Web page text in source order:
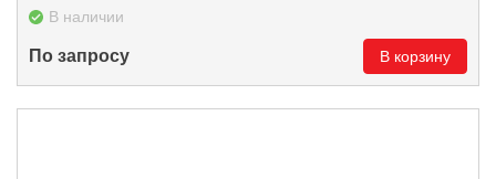
В наличии
По запросу В корзину